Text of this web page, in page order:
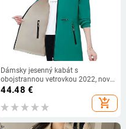
Dámsky jesenný kabát s
obojstrannou vetrovkou 2022, nový
kórejský voľný dámsky ležérny top,
vysoko kvalitný dámsky trenčkot s
kapucňou, trend
44.48 €
add_shopping_cart